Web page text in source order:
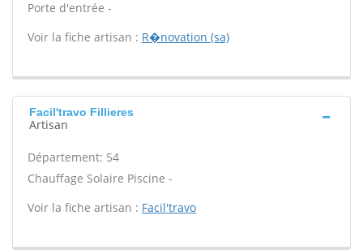
Porte d'entrée -
Voir la fiche artisan : R�novation (sa)
Facil'travo Fillieres
Artisan
Département: 54
Chauffage Solaire Piscine -
Voir la fiche artisan : Facil'travo